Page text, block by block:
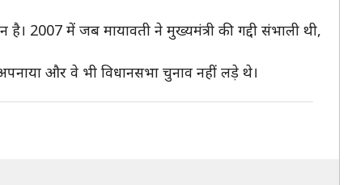
2007 में जब मायावती ने मुख्यमंत्री की गद्दी संभाली थी,
और वे भी विधानसभा चुनाव नहीं लड़े थे।